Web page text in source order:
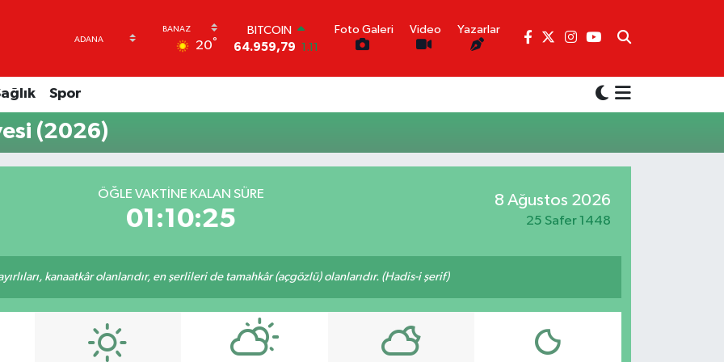
20°
BITCOIN
64.959,79 1.11
55,2510 0.32
GRAM ALTIN
6660.55
BİST100
Foto Galeri Video Yazarlar
Spor
(2026)
ÖĞLE VAKTINE KALAN SÜRE
01:10:24
8 Ağustos 2026
25 Safer 1448
kanaatkâr olanlarıdır, en şerlileri de tamahkâr (açgözlü) olanlarıdır. (Hadis-i şerif)